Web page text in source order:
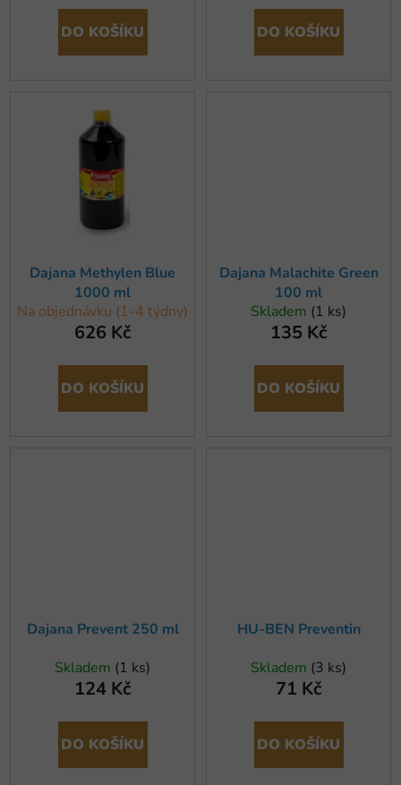
DO KOŠÍKU DO KOŠÍKU
Dajana Methylen Blue
1000 ml
Na objednávku (1-4 týdny)
626 Kč
DO KOŠÍKU
Dajana Malachite Green
100 ml
Skladem (1 ks)
135 Kč
DO KOŠÍKU
Dajana Prevent 250 ml
Skladem (1 ks)
124 Kč
DO KOŠÍKU
HU-BEN Preventin
Skladem (3 ks)
71 Kč
DO KOŠÍKU